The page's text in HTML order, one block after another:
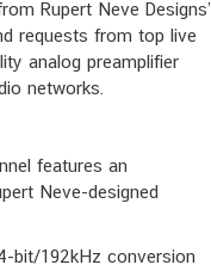
Rupert Neve Designs’
requests from top live
analog preamplifier
networks.
features an
Neve-designed
bit/192kHz conversion